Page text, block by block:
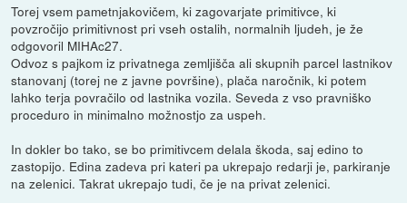
Torej vsem pametnjakovičem, ki zagovarjate primitivce, ki
povzročijo primitivnost pri vseh ostalih, normalnih ljudeh, je že
odgovoril MIHAc27.
Odvoz s pajkom iz privatnega zemljišča ali skupnih parcel lastnikov
stanovanj (torej ne z javne površine), plača naročnik, ki potem
lahko terja povračilo od lastnika vozila. Seveda z vso pravniško
proceduro in minimalno možnostjo za uspeh.
In dokler bo tako, se bo primitivcem delala škoda, saj edino to
zastopijo. Edina zadeva pri kateri pa ukrepajo redarji je, parkiranje
na zelenici. Takrat ukrepajo tudi, če je na privat zelenici.